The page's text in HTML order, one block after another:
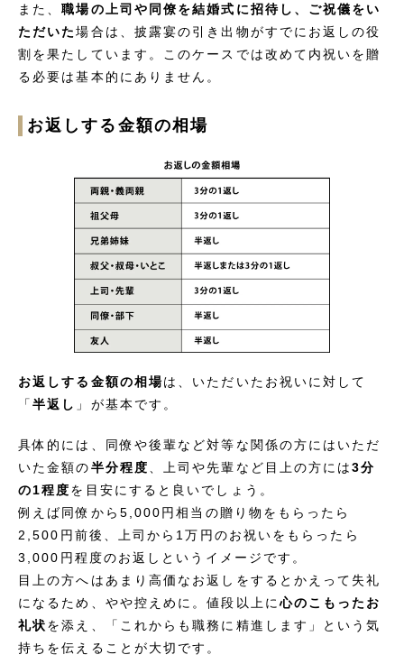
また、職場の上司や同僚を結婚式に招待し、ご祝儀をい
ただいた場合は、披露宴の引き出物がすでにお返しの役
割を果たしています。このケースでは改めて内祝いを贈
る必要は基本的にありません。
お返しする金額の相場
お返しする金額の相場は、いただいたお祝いに対して
「半返し 」が基本です。
具体的には、同僚や後輩など対等な関係の方にはいただ
いた金額の半分程度 、上司や先輩など目上の方には3分
の1程度を目安にすると良いでしょう。
例えば同僚から5,000円相当の贈り物をもらったら
2,500円前後、上司から1万円のお祝いをもらったら
3,000円程度のお返しというイメージです。
目上の方へはあまり高価なお返しをするとかえって失礼
になるため、やや控えめに。値段以上に 心のこもったお
礼状を添え、「これからも職務に精進します」という気
持ちを伝えることが大切です。